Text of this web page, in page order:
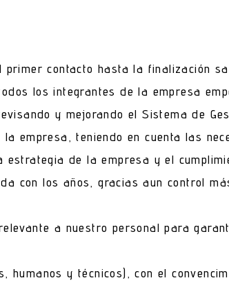
contacto hasta la finalización
los integrantes de la empresa
y mejorando el Sistema de
empresa, teniendo en cuenta las
de la empresa y el
con los años, gracias aun control
a nuestro personal para
y técnicos), con el